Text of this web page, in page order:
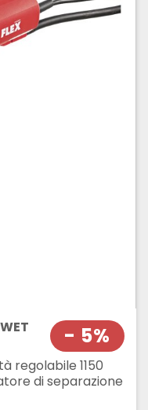
- 5%
regolabile 1150
di separazione